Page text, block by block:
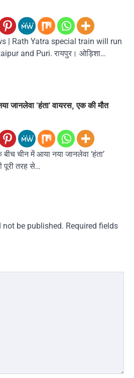
| Rath Yatra special train will run
and Puri. रायपुर। ओड़िशा…
जानलेवा ‘हंता’ वायरस, एक की मौत
चीन में आया नया जानलेवा ‘हंता’
पूरी तरह से…
be published. Required fields